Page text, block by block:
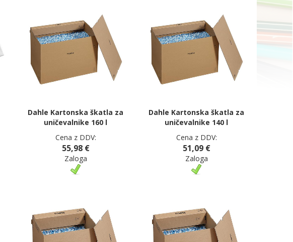
Dahle Kartonska škatla za
uničevalnike 160 l
Cena z DDV:
55,98 €
Zaloga
Dahle Kartonska škatla za
uničevalnike 140 l
Cena z DDV:
51,09 €
Zaloga